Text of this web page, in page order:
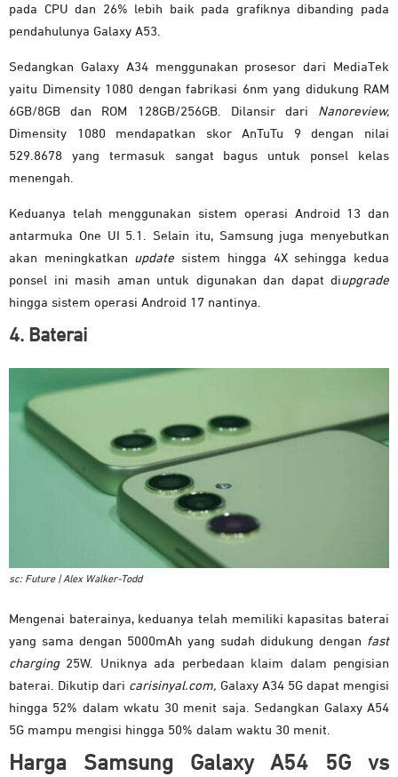
pada CPU dan 26% lebih baik pada grafiknya dibanding pada
pendahulunya Galaxy A53.
Sedangkan Galaxy A34 menggunakan prosesor dari MediaTek
yaitu Dimensity 1080 dengan fabrikasi 6nm yang didukung RAM
6GB/8GB dan ROM 128GB/256GB. Dilansir dari Nanoreview,
Dimensity 1080 mendapatkan skor AnTuTu 9 dengan nilai
529.8678 yang termasuk sangat bagus untuk ponsel kelas
menengah.
Keduanya telah menggunakan sistem operasi Android 13 dan
antarmuka One UI 5.1. Selain itu, Samsung juga menyebutkan
akan meningkatkan update sistem hingga 4X sehingga kedua
ponsel ini masih aman untuk digunakan dan dapat diupgrade
hingga sistem operasi Android 17 nantinya.
4. Baterai
sc: Future | Alex Walker-Todd
Mengenai baterainya, keduanya telah memiliki kapasitas baterai
yang sama dengan 5000mAh yang sudah didukung dengan fast
charging25W. Uniknya ada perbedaan klaim dalam pengisian
baterai. Dikutip dari carisinyal.com, Galaxy A34 5G dapat mengisi
hingga 52% dalam wkatu 30 menit saja. Sedangkan Galaxy A54
5G mampu mengisi hingga 50% dalam waktu 30 menit.
Harga Samsung Galaxy A54 5G vs